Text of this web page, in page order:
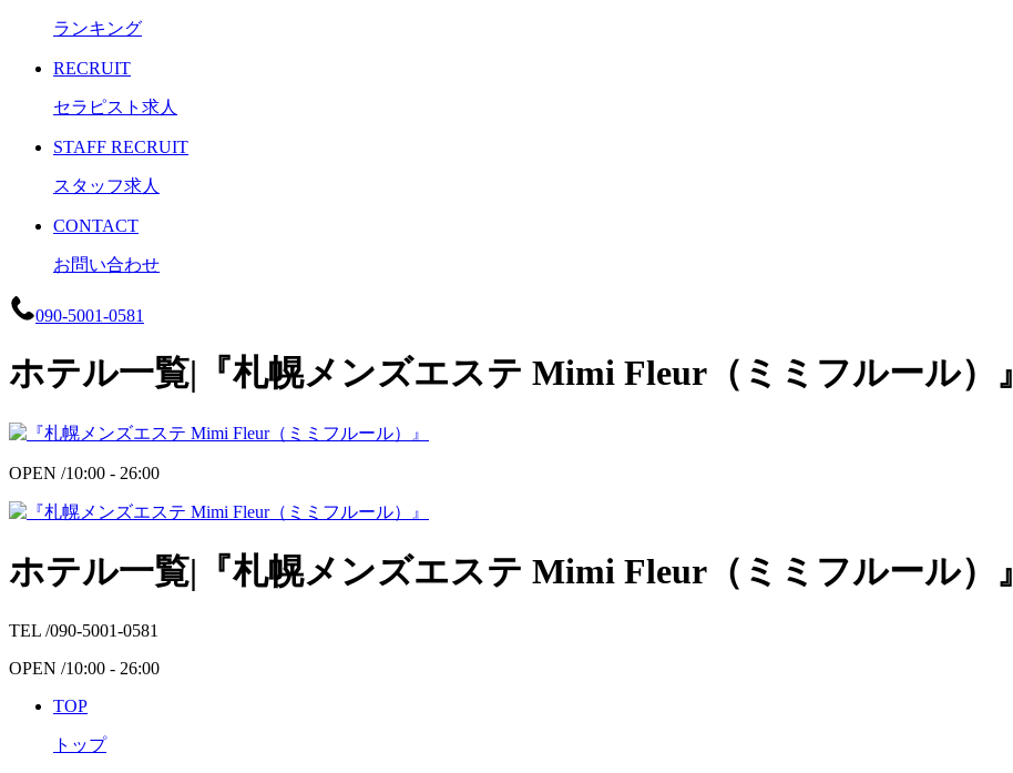
ランキング
RECRUIT
セラピスト求人
STAFF RECRUIT
スタッフ求人
CONTACT
お問い合わせ
090-5001-0581
ホテル一覧|『札幌メンズエステ Mimi Fleur（ミミフルール）』
OPEN /10:00 - 26:00
ホテル一覧|『札幌メンズエステ Mimi Fleur（ミミフルール）』
TEL /090-5001-0581
OPEN /10:00 - 26:00
TOP
トップ